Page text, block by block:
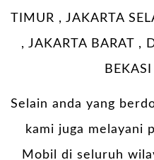
TIMUR , JAKARTA
, JAKARTA BARAT ,
Selain anda yang
kami juga melayani
Mobil di seluruh